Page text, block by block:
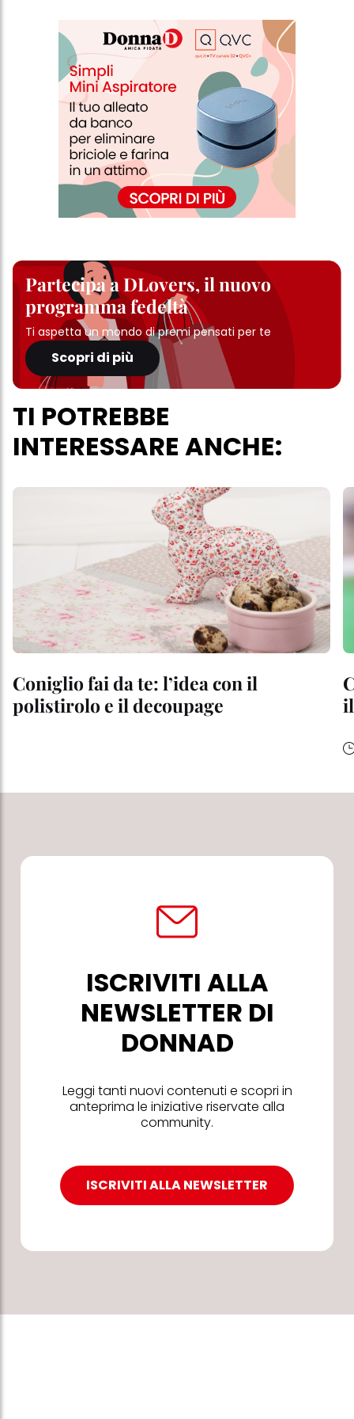
Partecipa a DLovers, il nuovo
programma fedeltà
Ti aspetta un mondo di premi pensati per te
Scopri di più
TI POTREBBE
INTERESSARE ANCHE:
Coniglio fai da te: l’idea con il
polistirolo e il decoupage
ISCRIVITI ALLA
NEWSLETTER DI
DONNAD
Leggi tanti nuovi contenuti e scopri in
anteprima le iniziative riservate alla
community.
ISCRIVITI ALLA NEWSLETTER